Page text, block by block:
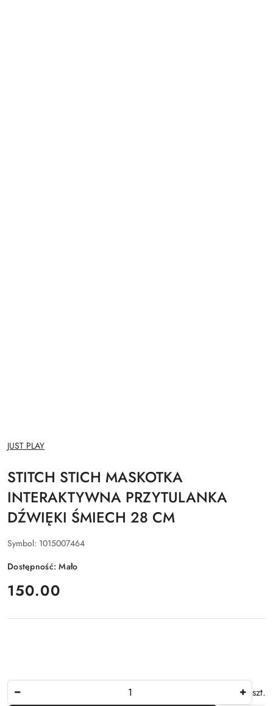
NAZWA
PRODUCENTA:
JUST PLAY
STITCH STICH MASKOTKA
INTERAKTYWNA PRZYTULANKA
DŹWIĘKI ŚMIECH 28 CM
Symbol: 1015007464
Dostępność:Mało
cena:
150.00
szt.